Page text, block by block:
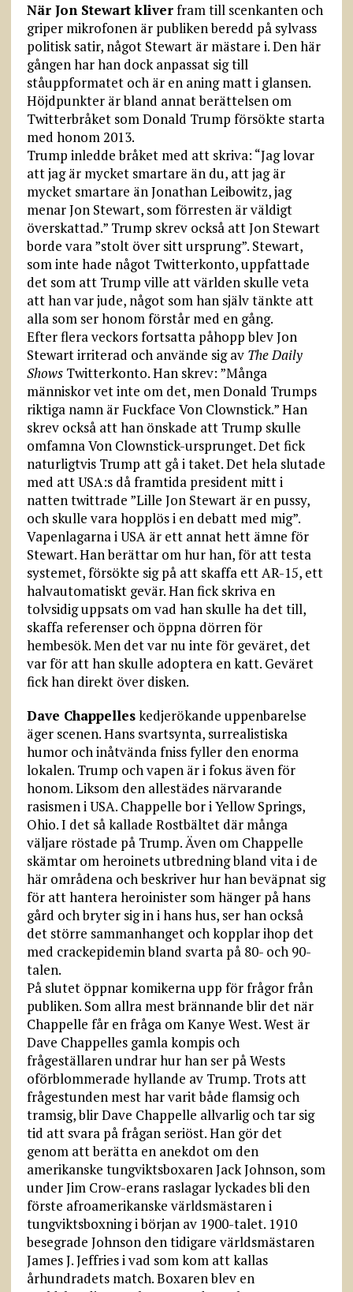
När Jon Stewart kliverfram till scenkanten och
griper mikrofonen är publiken beredd på sylvass
politisk satir, något Stewart är mästare i. Den här
gången har han dock anpassat sig till
ståuppformatet och är en aning matt i glansen.
Höjdpunkter är bland annat berättelsen om
Twitterbråket som Donald Trump försökte starta
med honom 2013.
Trump inledde bråket med att skriva: “Jag lovar
att jag är mycket smartare än du, att jag är
mycket smartare än Jonathan Leibowitz, jag
menar Jon Stewart, som förresten är väldigt
överskattad.” Trump skrev också att Jon Stewart
borde vara ”stolt över sitt ursprung”. Stewart,
som inte hade något Twitterkonto, uppfattade
det som att Trump ville att världen skulle veta
att han var jude, något som han själv tänkte att
alla som ser honom förstår med en gång.
Efter flera veckors fortsatta påhopp blev Jon
Stewart irriterad och använde sig av The Daily
ShowsTwitterkonto. Han skrev: ”Många
människor vet inte om det, men Donald Trumps
riktiga namn är Fuckface Von Clownstick.” Han
skrev också att han önskade att Trump skulle
omfamna Von Clownstick-ursprunget. Det fick
naturligtvis Trump att gå i taket. Det hela slutade
med att USA:s då framtida president mitt i
natten twittrade ”Lille Jon Stewart är en pussy,
och skulle vara hopplös i en debatt med mig”.
Vapenlagarna i USA är ett annat hett ämne för
Stewart. Han berättar om hur han, för att testa
systemet, försökte sig på att skaffa ett AR-15, ett
halvautomatiskt gevär. Han fick skriva en
tolvsidig uppsats om vad han skulle ha det till,
skaffa referenser och öppna dörren för
hembesök. Men det var nu inte för geväret, det
var för att han skulle adoptera en katt. Geväret
fick han direkt över disken.
Dave Chappelleskedjerökande uppenbarelse
äger scenen. Hans svartsynta, surrealistiska
humor och inåtvända fniss fyller den enorma
lokalen. Trump och vapen är i fokus även för
honom. Liksom den allestädes närvarande
rasismen i USA. Chappelle bor i Yellow Springs,
Ohio. I det så kallade Rostbältet där många
väljare röstade på Trump. Även om Chappelle
skämtar om heroinets utbredning bland vita i de
här områdena och beskriver hur han beväpnat sig
för att hantera heroinister som hänger på hans
gård och bryter sig in i hans hus, ser han också
det större sammanhanget och kopplar ihop det
med crackepidemin bland svarta på 80- och 90-
talen.
På slutet öppnar komikerna upp för frågor från
publiken. Som allra mest brännande blir det när
Chappelle får en fråga om Kanye West. West är
Dave Chappelles gamla kompis och
frågeställaren undrar hur han ser på Wests
oförblommerade hyllande av Trump. Trots att
frågestunden mest har varit både flamsig och
tramsig, blir Dave Chappelle allvarlig och tar sig
tid att svara på frågan seriöst. Han gör det
genom att berätta en anekdot om den
amerikanske tungviktsboxaren Jack Johnson, som
under Jim Crow-erans raslagar lyckades bli den
förste afroamerikanske världsmästaren i
tungviktsboxning i början av 1900-talet. 1910
besegrade Johnson den tidigare världsmästaren
James J. Jeffries i vad som kom att kallas
århundradets match. Boxaren blev en